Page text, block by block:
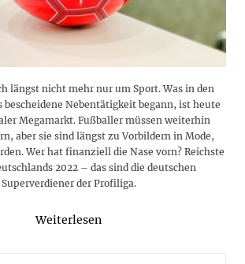
längst nicht mehr nur um Sport. Was in den
bescheidene Nebentätigkeit begann, ist heute
Megamarkt. Fußballer müssen weiterhin
aber sie sind längst zu Vorbildern in Mode,
Wer hat finanziell die Nase vorn? Reichste
2022 – das sind die deutschen
Superverdiener der Profiliga.
Weiterlesen